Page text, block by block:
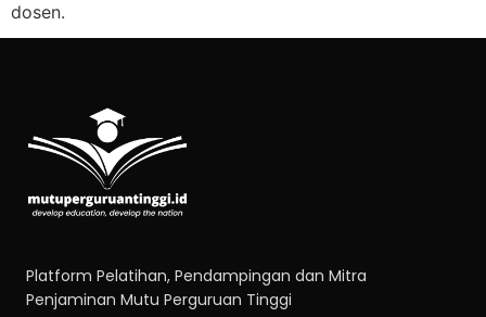
dosen.
Platform Pelatihan, Pendampingan dan Mitra
Penjaminan Mutu Perguruan Tinggi